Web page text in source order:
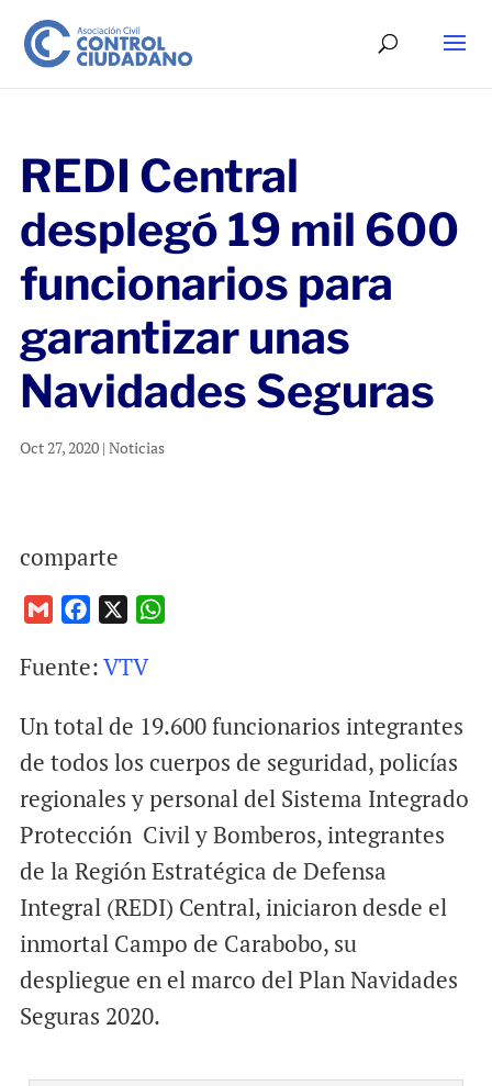
REDI Central
desplegó 19 mil 600
funcionarios para
garantizar unas
Navidades Seguras
Oct 27, 2020| Noticias
comparte
a
l
c
b
k
s
p
Fuente:VTV
Un total de 19.600 funcionarios integrantes
de todos los cuerpos de seguridad, policías
regionales y personal del Sistema Integrado
Protección Civil y Bomberos, integrantes
de la Región Estratégica de Defensa
Integral (REDI) Central, iniciaron desde el
inmortal Campo de Carabobo, su
despliegue en el marco del Plan Navidades
Seguras 2020.